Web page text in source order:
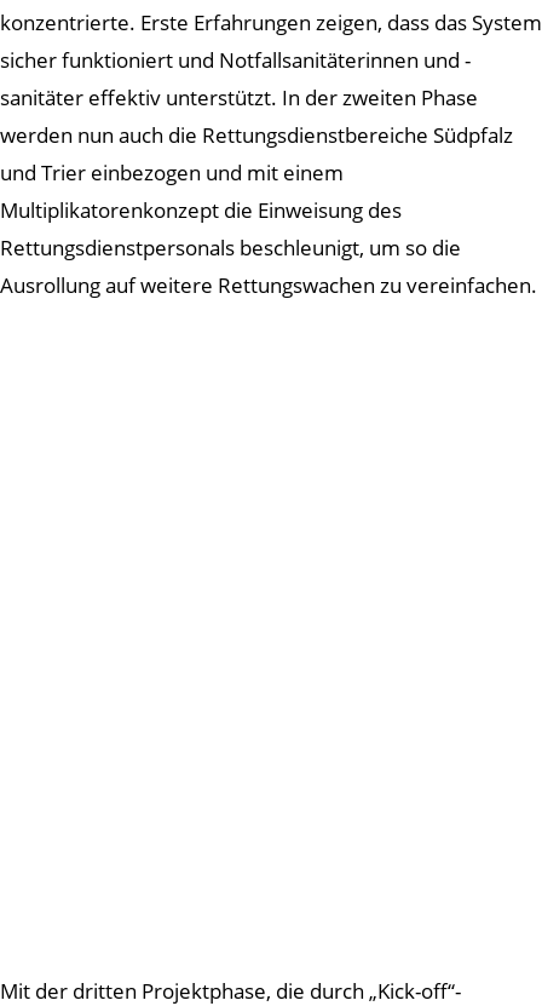
konzentrierte. Erste Erfahrungen zeigen, dass das System
sicher funktioniert und Notfallsanitäterinnen und -
sanitäter effektiv unterstützt. In der zweiten Phase
werden nun auch die Rettungsdienstbereiche Südpfalz
und Trier einbezogen und mit einem
Multiplikatorenkonzept die Einweisung des
Rettungsdienstpersonals beschleunigt, um so die
Ausrollung auf weitere Rettungswachen zu vereinfachen.
Mit der dritten Projektphase, die durch „Kick-off“-